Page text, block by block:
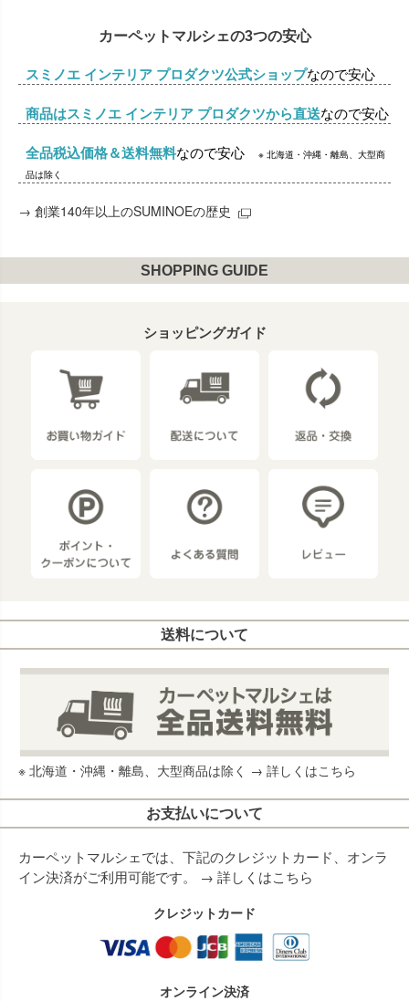
カーペットマルシェの3つの安心
スミノエ インテリア プロダクツ公式ショップなので安心
商品はスミノエ インテリア プロダクツから直送なので安心
全品税込価格＆送料無料なので安心
※ 北海道・沖縄・離島、大型商
品は除く
→ 創業140年以上のSUMINOEの歴史
SHOPPING GUIDE
ショッピングガイド
送料について
※ 北海道・沖縄・離島、大型商品は除く → 詳しくはこちら
お支払いについて
カーペットマルシェでは、下記のクレジットカード、オンラ
イン決済がご利用可能です。 → 詳しくはこちら
クレジットカード
オンライン決済